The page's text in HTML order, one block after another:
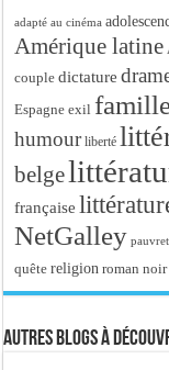
adapté au cinéma
Amérique latine
couple dictature
Espagne exil
humour liberté
belge
française
NetGalley
quête religion roman noir
Autres blogs à